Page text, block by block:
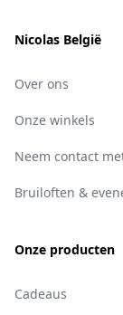
Nicolas België
Over ons
Onze winkels
Neem contact
Bruiloften &
Onze producten
Cadeaus